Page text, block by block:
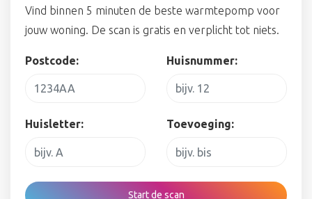
Vind binnen 5 minuten de beste warmtepomp voor
jouw woning. De scan is gratis en verplicht tot niets.
Postcode: Huisnummer:
Huisletter: Toevoeging:
Start de scan